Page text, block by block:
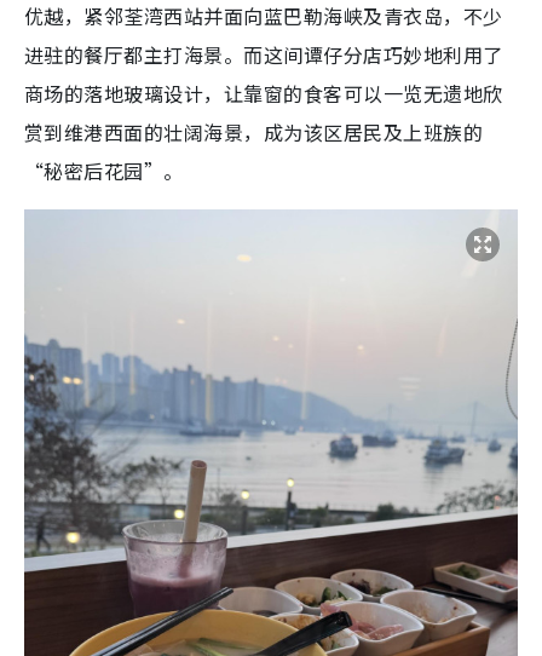
优越，紧邻荃湾西站并面向蓝巴勒海峡及青衣岛，不少
进驻的餐厅都主打海景。而这间谭仔分店巧妙地利用了
商场的落地玻璃设计，让靠窗的食客可以一览无遗地欣
赏到维港西面的壮阔海景，成为该区居民及上班族的
“秘密后花园”。